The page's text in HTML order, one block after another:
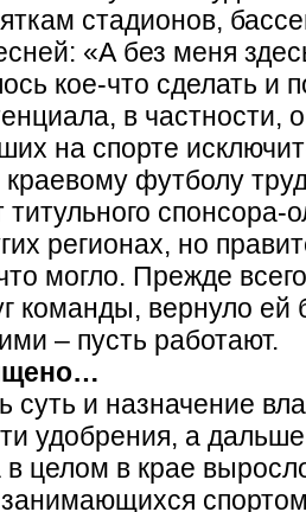
стадионов,
«А без меня
кое-что сделать и
в частности,
на спорте
футболу
спонсора-
регионах, но
могло. Прежде
команды, вернуло ей
– пусть работают.
суть и назначение
удобрения, а
целом в крае